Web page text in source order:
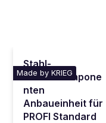
Made by KRIEG
Stahl-
Aufbaukompone
nten
Anbaueinheit für
PROFI Standard